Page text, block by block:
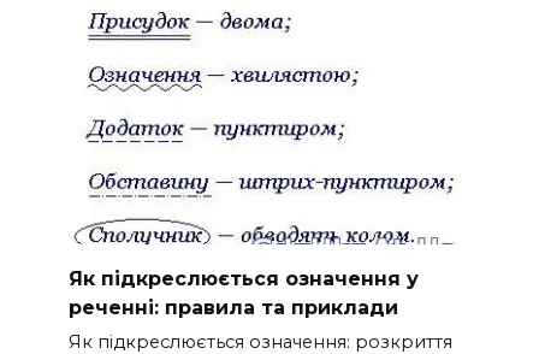
Як підкреслюється означення у
реченні: правила та приклади
Як підкреслюється означення: розкриття